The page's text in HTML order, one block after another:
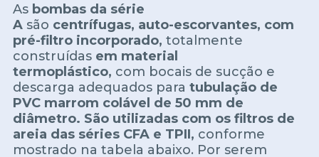
As bombas da série
A são centrífugas, auto-escorvantes, com
pré-filtro incorporado, totalmente
construídas em material
termoplástico, com bocais de sucção e
descarga adequados para tubulação de
PVC marrom colável de 50 mm de
diâmetro. São utilizadas com os filtros de
areia das séries CFA e TPII, conforme
mostrado na tabela abaixo. Por serem